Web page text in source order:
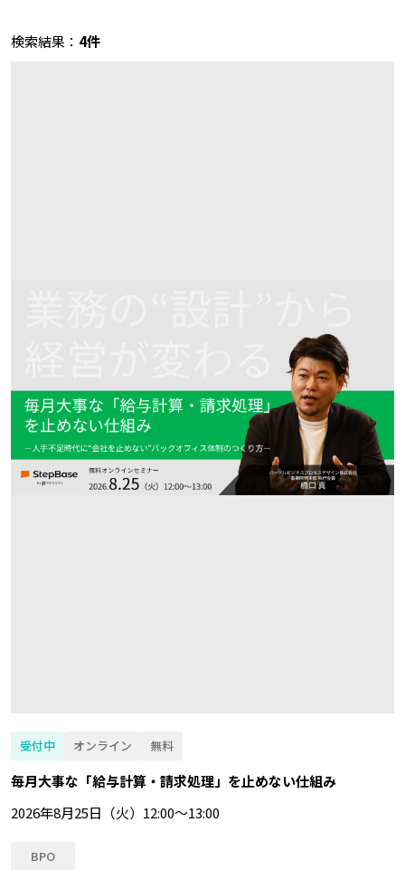
検索結果： 4件
受付中 オンライン 無料
毎月大事な「給与計算・請求処理」を止めない仕組み
2026年8月25日（火）12:00～13:00
BPO